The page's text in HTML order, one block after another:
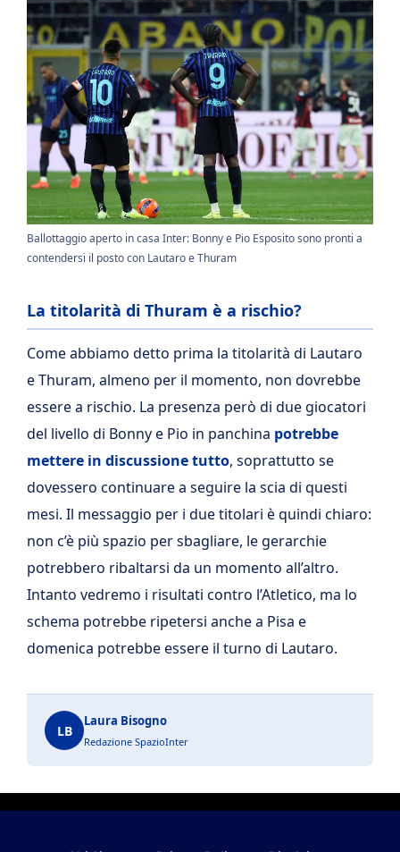
Ballottaggio aperto in casa Inter: Bonny e Pio Esposito sono pronti a
contendersi il posto con Lautaro e Thuram
La titolarità di Thuram è a rischio?
Come abbiamo detto prima la titolarità di Lautaro
e Thuram, almeno per il momento, non dovrebbe
essere a rischio. La presenza però di due giocatori
del livello di Bonny e Pio in panchina potrebbe
mettere in discussione tutto, soprattutto se
dovessero continuare a seguire la scia di questi
mesi. Il messaggio per i due titolari è quindi chiaro:
non c’è più spazio per sbagliare, le gerarchie
potrebbero ribaltarsi da un momento all’altro.
Intanto vedremo i risultati contro l’Atletico, ma lo
schema potrebbe ripetersi anche a Pisa e
domenica potrebbe essere il turno di Lautaro.
LB
Laura Bisogno
Redazione SpazioInter